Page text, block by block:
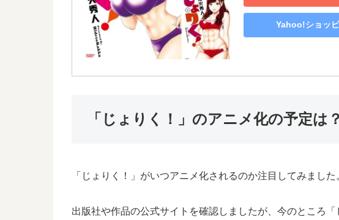
Yahoo!ショッ
「じょりく！」のアニメ化の予定は？
「じょりく！」がいつアニメ化されるのか注目してみました
出版社や作品の公式サイトを確認しましたが、今のところ